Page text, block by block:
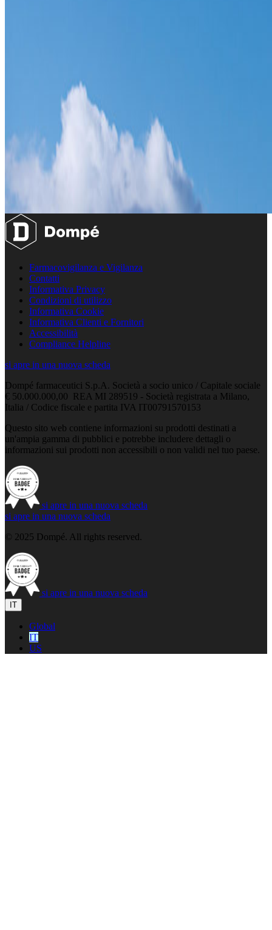
Farmacovigilanza e Vigilanza
Contatti
Informativa Privacy
Condizioni di utilizzo
Informativa Cookie
Informativa Clienti e Fornitori
Accessibilità
Compliance Helpline
si apre in una nuova scheda
Dompé farmaceutici S.p.A. Società a socio unico / Capitale sociale
€ 50.000.000,00 REA MI 289519 - Società registrata a Milano,
Italia / Codice fiscale e partita IVA IT00791570153
Questo sito web contiene informazioni su prodotti destinati a
un'ampia gamma di pubblici e potrebbe includere dettagli o
informazioni sui prodotti non accessibili o non validi nel tuo paese.
si apre in una nuova scheda
si apre in una nuova scheda
© 2025 Dompé. All rights reserved.
si apre in una nuova scheda
IT
Global
IT
US